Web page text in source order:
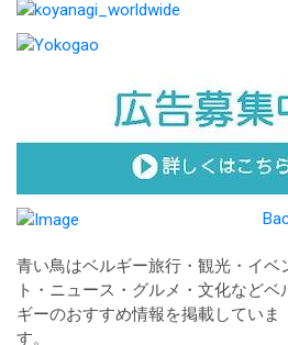
青い鳥はベルギー旅行・観光・イベ
ト・ニュース・グルメ・文化などベ
ギーのおすすめ情報を掲載していま
す。